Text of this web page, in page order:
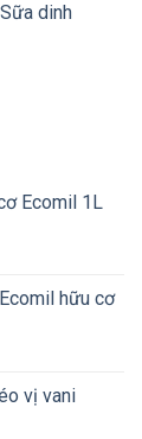
dinh
VND
Ecomil 1L
hữu cơ
vị vani